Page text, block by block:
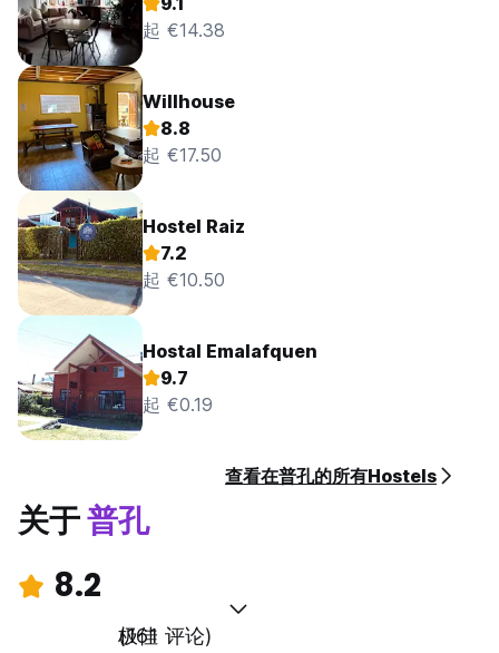
起 €14.38
Willhouse
8.8
起 €17.50
Hostel Raiz
7.2
起 €10.50
Hostal Emalafquen
9.7
起 €0.19
查看在普孔的所有Hostels
关于普孔
8.2
极佳
(161 评论)